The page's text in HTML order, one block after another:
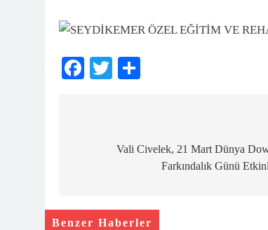
Facebook
Twitter
gezinmesiVali Civelek, 21 Mart Dünya
Farkındalık Günü
Benzer Haberler